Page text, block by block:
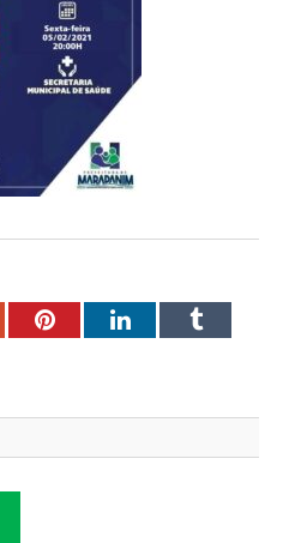
PinterestLinkedInTumblr